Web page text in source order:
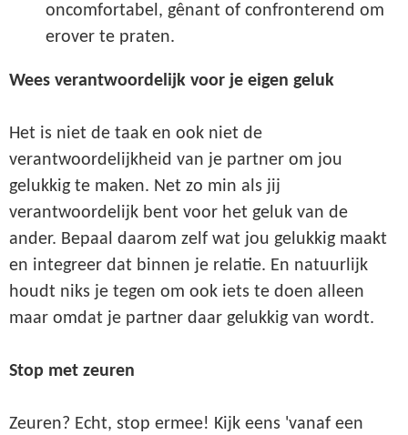
oncomfortabel, gênant of confronterend om
erover te praten.
Wees verantwoordelijk voor je eigen geluk
Het is niet de taak en ook niet de
verantwoordelijkheid van je partner om jou
gelukkig te maken. Net zo min als jij
verantwoordelijk bent voor het geluk van de
ander. Bepaal daarom zelf wat jou gelukkig maakt
en integreer dat binnen je relatie. En natuurlijk
houdt niks je tegen om ook iets te doen alleen
maar omdat je partner daar gelukkig van wordt.
Stop met zeuren
Zeuren? Echt, stop ermee! Kijk eens 'vanaf een